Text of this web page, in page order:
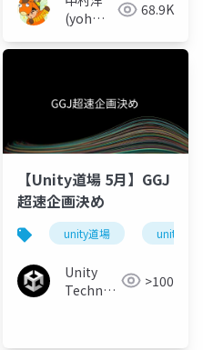
(yoh
68.9K
【Unity道場 5月】GGJ
超速企画決め
unity道場
Unity
Technologies>100